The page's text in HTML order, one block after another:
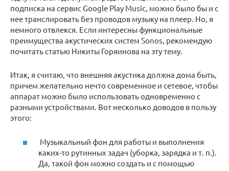
подписка на сервис Google Play Music, можно было бы и с
нее транслировать без проводов музыку на плеер. Но, я
немного отвлекся. Если интересны функциональные
преимущества акустических систем Sonos, рекомендую
почитать статью Никиты Горяинова на эту тему.
Итак, я считаю, что внешняя акустика должна дома быть,
причем желательно нечто современное и сетевое, чтобы
аппарат можно было использовать одновременно с
разными устройствами. Вот несколько доводов в пользу
этого:
Музыкальный фон для работы и выполнения
каких-то рутинных задач (уборка, зарядка и т. п.).
Да, такой фон можно создать и с помощью